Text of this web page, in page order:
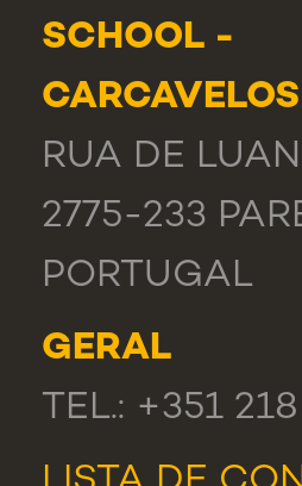
SCHOOL -
CARCAVELOS
RUA DE
2775-233
PORTUGAL
GERAL
TEL.: +351